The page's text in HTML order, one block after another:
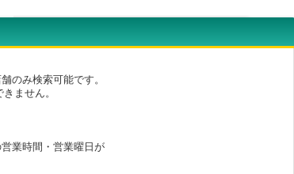
のみ検索可能です。
ません。
業時間・営業曜日が